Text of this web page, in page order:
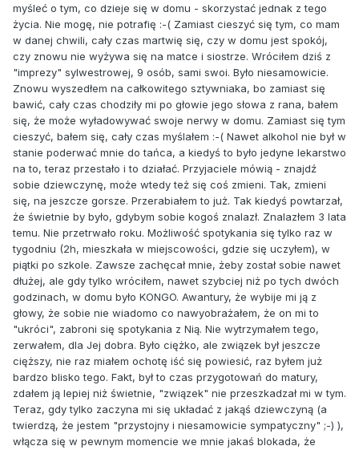
myśleć o tym, co dzieje się w domu - skorzystać jednak z tego
życia. Nie mogę, nie potrafię :-( Zamiast cieszyć się tym, co mam
w danej chwili, cały czas martwię się, czy w domu jest spokój,
czy znowu nie wyżywa się na matce i siostrze. Wróciłem dziś z
"imprezy" sylwestrowej, 9 osób, sami swoi. Było niesamowicie.
Znowu wyszedłem na całkowitego sztywniaka, bo zamiast się
bawić, cały czas chodziły mi po głowie jego słowa z rana, bałem
się, że może wyładowywać swoje nerwy w domu. Zamiast się tym
cieszyć, bałem się, cały czas myślałem :-( Nawet alkohol nie był w
stanie poderwać mnie do tańca, a kiedyś to było jedyne lekarstwo
na to, teraz przestało i to działać. Przyjaciele mówią - znajdź
sobie dziewczynę, może wtedy też się coś zmieni. Tak, zmieni
się, na jeszcze gorsze. Przerabiałem to już. Tak kiedyś powtarzał,
że świetnie by było, gdybym sobie kogoś znalazł. Znalazłem 3 lata
temu. Nie przetrwało roku. Możliwość spotykania się tylko raz w
tygodniu (2h, mieszkała w miejscowości, gdzie się uczyłem), w
piątki po szkole. Zawsze zachęcał mnie, żeby został sobie nawet
dłużej, ale gdy tylko wróciłem, nawet szybciej niż po tych dwóch
godzinach, w domu było KONGO. Awantury, że wybije mi ją z
głowy, że sobie nie wiadomo co nawyobrażałem, że on mi to
"ukróci", zabroni się spotykania z Nią. Nie wytrzymałem tego,
zerwałem, dla Jej dobra. Było ciężko, ale związek był jeszcze
cięższy, nie raz miałem ochotę iść się powiesić, raz byłem już
bardzo blisko tego. Fakt, był to czas przygotowań do matury,
zdałem ją lepiej niż świetnie, "związek" nie przeszkadzał mi w tym.
Teraz, gdy tylko zaczyna mi się układać z jakąś dziewczyną (a
twierdzą, że jestem "przystojny i niesamowicie sympatyczny" ;-) ),
włącza się w pewnym momencie we mnie jakaś blokada, że